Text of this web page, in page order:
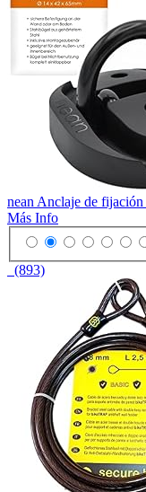
nean Anclaje de
Más Info
(893)